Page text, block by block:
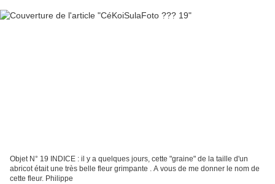
Objet N° 19 INDICE : il y a quelques jours, cette "graine" de la taille d'un
abricot était une très belle fleur grimpante . A vous de me donner le nom de
cette fleur. Philippe